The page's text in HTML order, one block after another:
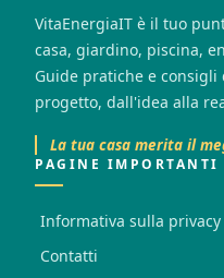
VitaEnergiaIT è il tuo
casa, giardino, piscina,
Guide pratiche e
progetto, dall'idea alla
La tua casa merita il
PAGINE IMPORTANTI
Informativa sulla privacy
Contatti